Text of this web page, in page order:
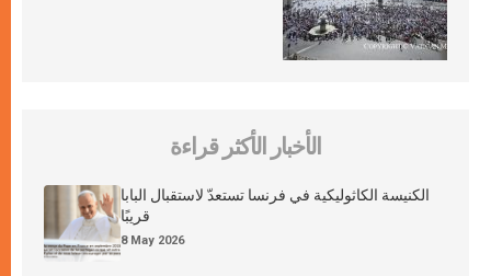
الأخبار الأكثر قراءة
الكنيسة الكاثوليكية في فرنسا تستعدّ لاستقبال البابا
قريبًا
8 May 2026